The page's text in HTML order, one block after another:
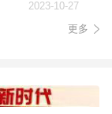
2023-10-27
更多